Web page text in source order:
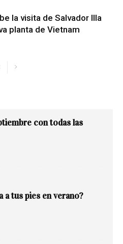
la visita de Salvador Illa
planta de Vietnam
con todas las
a tus pies en verano?